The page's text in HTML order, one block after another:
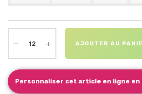
AJOUTER AU
Personnaliser cet article en ligne en